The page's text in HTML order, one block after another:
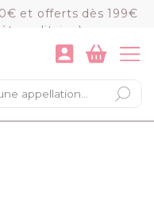
et offerts dès 199€
×
COMMANDER